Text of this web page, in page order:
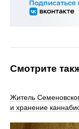
Смотрите
Житель
и хранение